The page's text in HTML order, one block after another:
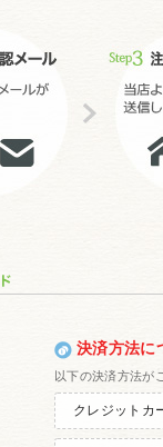
決済方法に
以下の決済方法が
クレジットカ